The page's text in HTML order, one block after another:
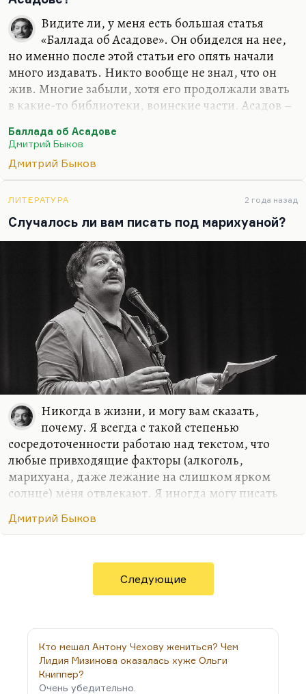
английски я, конечно, буду. От этого никуда не
денешься. Писание на английском делает речь
более четкой. Переводить с английского я буду
много. Вот «Март» переведу Кунищака, буду
«Сорделло» заканчивать. Конечно, я…
Видите ли, у меня есть большая статья
«Баллада об Асадове». Он обиделся на нее,
но именно после этой статьи его опять начали
много издавать. Никто вообще не знал, что он
жив. Многие забыли, хотя его продолжали звать
в какие-то библиотеки, воинские части. Асадов –
для советского нижнего этажа среднего класса.
Этим людям нужна своя поэзия. Это поэтическая
поп-культура, не лишенная ни морали, ни
находок. Безусловно, это важный человек.
Понимаете, в Советском Союзе была довольно
интеллигентная, довольно культурная попса
(хотя это нельзя назвать попсой). Вот ушел со
сцены Валерий Леонтьев. Сделал такое…
Баллада об Асадове
Дмитрий Быков
Дмитрий Быков
ЛИТЕРАТУРА 2 года назад
Случалось ли вам писать под марихуаной?
Никогда в жизни, и могу вам сказать,
почему. Я всегда с такой степенью
сосредоточенности работаю над текстом, что
любые привходящие факторы (алкоголь,
марихуана, даже лежание на слишком ярком
солнце) меня отвлекают. Я иногда могу писать
обстановке, как было в армии. Там с какой-то
на внутреннем протесте. Либо в условиях
умеренного, неприхотливого, но все-таки
комфорта. Мне, в общем, не нравится, когда меня
Марихуана – дело не в пропаганде наркотиков.
Но марихуана меняет характер мышления. Она
заметно снижает вашу собственную критичность.
И при таком подходе, мне кажется, даже в…
Дмитрий Быков
Следующие
Кто мешал Антону Чехову жениться? Чем
Лидия Мизинова оказалась хуже Ольги
Книппер?
Очень убедительно.